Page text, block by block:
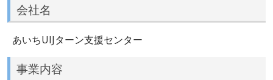
会社名
あいちUIJターン支援センター
事業内容